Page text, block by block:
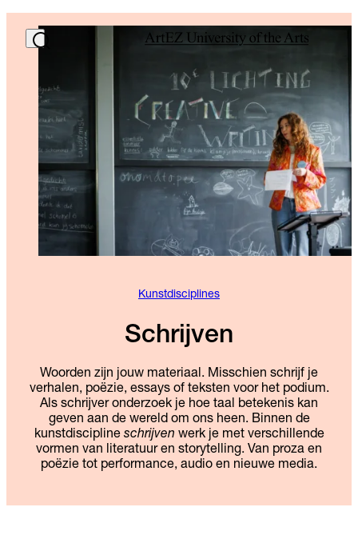
Kunstdisciplines
Schrijven
Woorden zijn jouw materiaal. Misschien schrijf je
verhalen, poëzie, essays of teksten voor het podium.
Als schrijver onderzoek je hoe taal betekenis kan
geven aan de wereld om ons heen. Binnen de
kunstdiscipline schrijven werk je met verschillende
vormen van literatuur en storytelling. Van proza en
poëzie tot performance, audio en nieuwe media.